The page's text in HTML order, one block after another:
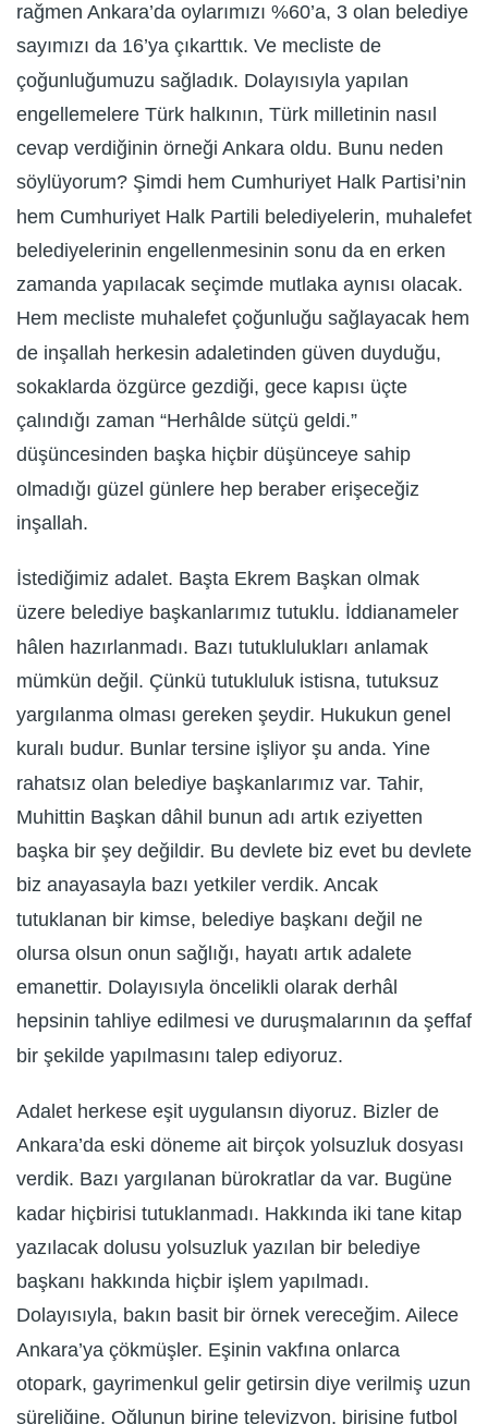
rağmen Ankara’da oylarımızı %60’a, 3 olan belediye
sayımızı da 16’ya çıkarttık. Ve mecliste de
çoğunluğumuzu sağladık. Dolayısıyla yapılan
engellemelere Türk halkının, Türk milletinin nasıl
cevap verdiğinin örneği Ankara oldu. Bunu neden
söylüyorum? Şimdi hem Cumhuriyet Halk Partisi’nin
hem Cumhuriyet Halk Partili belediyelerin, muhalefet
belediyelerinin engellenmesinin sonu da en erken
zamanda yapılacak seçimde mutlaka aynısı olacak.
Hem mecliste muhalefet çoğunluğu sağlayacak hem
de inşallah herkesin adaletinden güven duyduğu,
sokaklarda özgürce gezdiği, gece kapısı üçte
çalındığı zaman “Herhâlde sütçü geldi.”
düşüncesinden başka hiçbir düşünceye sahip
olmadığı güzel günlere hep beraber erişeceğiz
inşallah.
İstediğimiz adalet. Başta Ekrem Başkan olmak
üzere belediye başkanlarımız tutuklu. İddianameler
hâlen hazırlanmadı. Bazı tutuklulukları anlamak
mümkün değil. Çünkü tutukluluk istisna, tutuksuz
yargılanma olması gereken şeydir. Hukukun genel
kuralı budur. Bunlar tersine işliyor şu anda. Yine
rahatsız olan belediye başkanlarımız var. Tahir,
Muhittin Başkan dâhil bunun adı artık eziyetten
başka bir şey değildir. Bu devlete biz evet bu devlete
biz anayasayla bazı yetkiler verdik. Ancak
tutuklanan bir kimse, belediye başkanı değil ne
olursa olsun onun sağlığı, hayatı artık adalete
emanettir. Dolayısıyla öncelikli olarak derhâl
hepsinin tahliye edilmesi ve duruşmalarının da şeffaf
bir şekilde yapılmasını talep ediyoruz.
Adalet herkese eşit uygulansın diyoruz. Bizler de
Ankara’da eski döneme ait birçok yolsuzluk dosyası
verdik. Bazı yargılanan bürokratlar da var. Bugüne
kadar hiçbirisi tutuklanmadı. Hakkında iki tane kitap
yazılacak dolusu yolsuzluk yazılan bir belediye
başkanı hakkında hiçbir işlem yapılmadı.
Dolayısıyla, bakın basit bir örnek vereceğim. Ailece
Ankara’ya çökmüşler. Eşinin vakfına onlarca
otopark, gayrimenkul gelir getirsin diye verilmiş uzun
süreliğine. Oğlunun birine televizyon, birisine futbol